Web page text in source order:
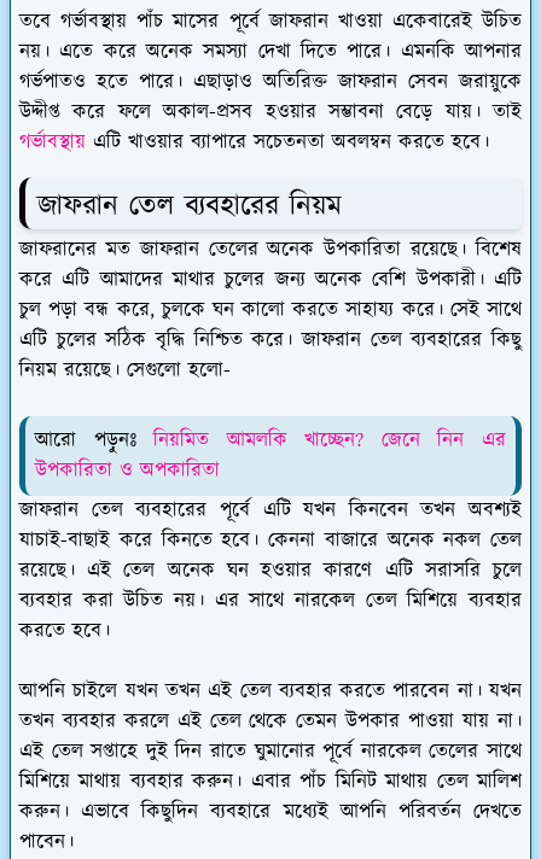
তবে গর্ভাবস্থায় পাঁচ মাসের পূর্বে জাফরান খাওয়া একেবারেই উচিত
নয়। এতে করে অনেক সমস্যা দেখা দিতে পারে। এমনকি আপনার
গর্ভপাতও হতে পারে। এছাড়াও অতিরিক্ত জাফরান সেবন জরায়ুকে
উদ্দীপ্ত করে ফলে অকাল-প্রসব হওয়ার সম্ভাবনা বেড়ে যায়। তাই
গর্ভাবস্থায় এটি খাওয়ার ব্যাপারে সচেতনতা অবলম্বন করতে হবে।
জাফরান তেল ব্যবহারের নিয়ম
জাফরানের মত জাফরান তেলের অনেক উপকারিতা রয়েছে। বিশেষ
করে এটি আমাদের মাথার চুলের জন্য অনেক বেশি উপকারী। এটি
চুল পড়া বন্ধ করে, চুলকে ঘন কালো করতে সাহায্য করে। সেই সাথে
এটি চুলের সঠিক বৃদ্ধি নিশ্চিত করে। জাফরান তেল ব্যবহারের কিছু
নিয়ম রয়েছে। সেগুলো হলো-
আরো পড়ুনঃনিয়মিত আমলকি খাচ্ছেন? জেনে নিন এর
উপকারিতা ও অপকারিতা
জাফরান তেল ব্যবহারের পূর্বে এটি যখন কিনবেন তখন অবশ্যই
যাচাই-বাছাই করে কিনতে হবে। কেননা বাজারে অনেক নকল তেল
রয়েছে। এই তেল অনেক ঘন হওয়ার কারণে এটি সরাসরি চুলে
ব্যবহার করা উচিত নয়। এর সাথে নারকেল তেল মিশিয়ে ব্যবহার
করতে হবে।
আপনি চাইলে যখন তখন এই তেল ব্যবহার করতে পারবেন না। যখন
তখন ব্যবহার করলে এই তেল থেকে তেমন উপকার পাওয়া যায় না।
এই তেল সপ্তাহে দুই দিন রাতে ঘুমানোর পূর্বে নারকেল তেলের সাথে
মিশিয়ে মাথায় ব্যবহার করুন। এবার পাঁচ মিনিট মাথায় তেল মালিশ
করুন। এভাবে কিছুদিন ব্যবহারে মধ্যেই আপনি পরিবর্তন দেখতে
পাবেন।